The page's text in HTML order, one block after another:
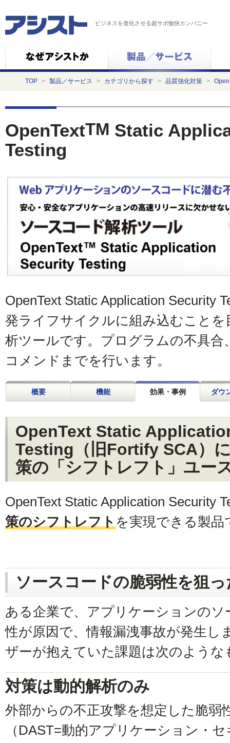
ビジネスを進化させる超サポ愉快カンパニー
TOP > 製品／サービス > カテゴリから探す > 品質強化対策 >
OpenTextTM Static
Testing
OpenText Static Application Security
発ライフサイクルに組み込むこと
析ツールです。プログラムの不具合
コメンドまでを行います。
概要 機能 効果・事例 ダウ
OpenText Static
Testing（旧Fortify SCA）
策の「シフトレフト」ユー
OpenText Static Application Security
策のシフトレフト を実現できる製品
ソースコードの脆弱性を狙
ある企業で、アプリケーションの
性が原因で、情報漏洩事故が発生し
ザーが抱えていた課題は次のような
対策は動的解析のみ
外部からの不正攻撃を想定した脆弱
（DAST=動的アプリケーション・